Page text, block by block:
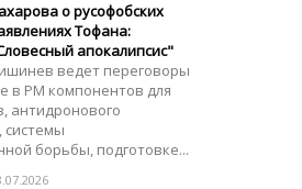
о русофобских
Тофана:
апокалипсис"
ведет переговоры
в РМ компонентов для
антидронового
системы
борьбы, подготовке...